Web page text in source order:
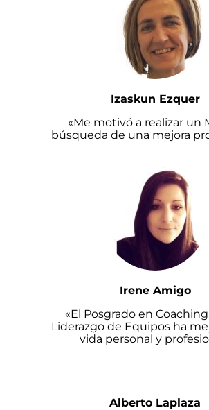
Izaskun Ezquer
«Me motivó a realizar un
búsqueda de una mejora
Irene Amigo
«El Posgrado en
Liderazgo de Equipos ha
vida personal y
Alberto Laplaza